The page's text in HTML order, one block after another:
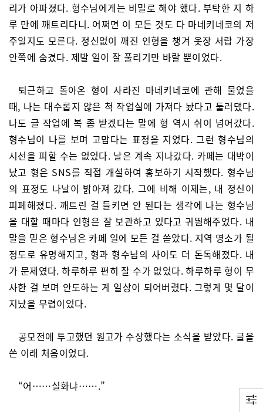
리가 아파졌다. 형수님에게는 비밀로 해야 했다. 부탁한 지 하
루 만에 깨트리다니. 어쩌면 이 모든 것도 다 마네키네코의 저
주일지도 모른다. 정신없이 깨진 인형을 챙겨 옷장 서랍 가장
안쪽에 숨겼다. 제발 일이 잘 풀리기만 바랄 뿐이었다.
퇴근하고 돌아온 형이 사라진 마네키네코에 관해 물었을
때, 나는 대수롭지 않은 척 작업실에 가져다 놨다고 둘러댔다.
나도 글 작업에 복 좀 받겠다는 말에 형 역시 쉬이 넘어갔다.
형수님이 나를 보며 고맙다는 표정을 지었다. 그런 형수님의
시선을 피할 수는 없었다. 날은 계속 지나갔다. 카페는 대박이
났고 형은 SNS를 직접 개설하여 홍보하기 시작했다. 형수님
의 표정도 나날이 밝아져 갔다. 그에 비해 이제는, 내 정신이
피폐해졌다. 깨트린 걸 들키면 안 된다는 생각에 나는 형수님
을 대할 때마다 인형은 잘 보관하고 있다고 귀띔해주었다. 내
말을 믿은 형수님은 카페 일에 모든 걸 쏟았다. 지역 명소가 될
정도로 유명해지고, 형과 형수님의 사이도 더 돈독해졌다. 내
가 문제였다. 하루하루 편히 잘 수가 없었다. 하루하루 형이 무
사한 걸 보며 안도하는 게 일상이 되어버렸다. 그렇게 몇 달이
지났을 무렵이었다.
공모전에 투고했던 원고가 수상했다는 소식을 받았다. 글을
쓴 이래 처음이었다.
“어……실화냐…….”